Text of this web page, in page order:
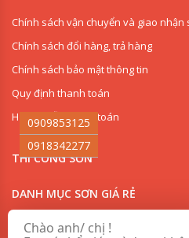
Chính sách vận chuyển và giao nhận
Chính sách đổi hàng, trả hàng
Chính sách bảo mật thông tin
Quy định thanh toán
Hướng dẫn thanh toán
THI CÔNG SƠN
DANH MỤC SƠN GIÁ RẺ
CHỦNG LOẠI SƠN
0909853125
0918342277
Chào anh/ chị !